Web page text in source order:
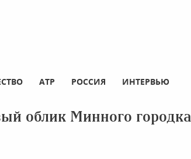
АТР РОССИЯ ИНТЕРВЬЮ
облик Минного городка